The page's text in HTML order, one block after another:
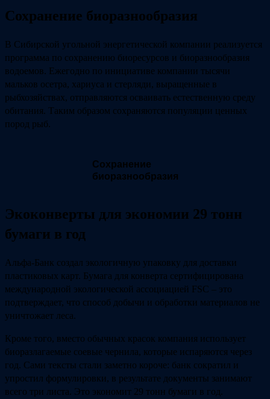
Сохранение биоразнообразия
В Сибирской угольной энергетической компании реализуется
программа по сохранению биоресурсов и биоразнообразия
водоемов. Ежегодно по инициативе компании тысячи
мальков осетра, хариуса и стерляди, выращенные в
рыбхозяйствах, отправляются осваивать естественную среду
обитания. Таким образом сохраняются популяции ценных
пород рыб.
Сохранение
биоразнообразия
Экоконверты для экономии 29 тонн
бумаги в год
Альфа-Банк создал экологичную упаковку для доставки
пластиковых карт. Бумага для конверта сертифицирована
международной экологической ассоциацией FSC – это
подтверждает, что способ добычи и обработки материалов не
уничтожает леса.
Кроме того, вместо обычных красок компания использует
биоразлагаемые соевые чернила, которые испаряются через
год. Сами тексты стали заметно короче: банк сократил и
упростил формулировки, в результате документы занимают
всего три листа. Это экономит 29 тонн бумаги в год.